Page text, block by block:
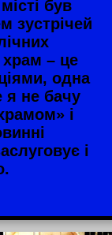
був
зустрічей
– це
одна
я не бачу
і
і